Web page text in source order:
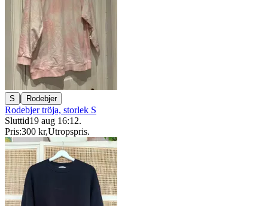
S | Rodebjer
Rodebjer tröja, storlek S
Sluttid19 aug 16:12.
Pris:300 kr,Utropspris.